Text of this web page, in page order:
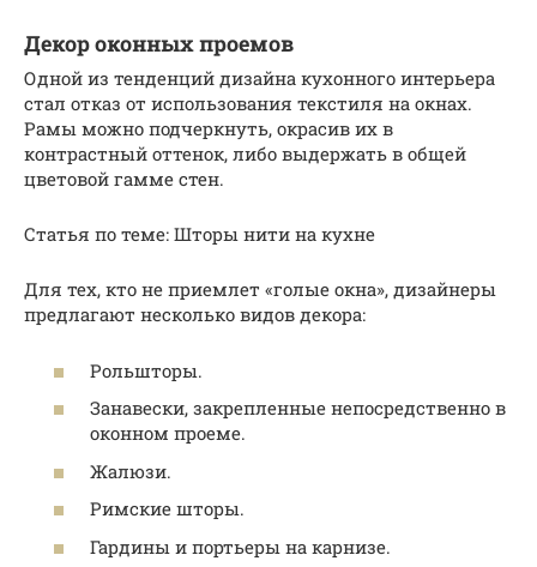
Декор оконных проемов
Одной из тенденций дизайна кухонного интерьера
стал отказ от использования текстиля на окнах.
Рамы можно подчеркнуть, окрасив их в
контрастный оттенок, либо выдержать в общей
цветовой гамме стен.
Статья по теме: Шторы нити на кухне
Для тех, кто не приемлет «голые окна», дизайнеры
предлагают несколько видов декора:
Рольшторы.
Занавески, закрепленные непосредственно в
оконном проеме.
Жалюзи.
Римские шторы.
Гардины и портьеры на карнизе.